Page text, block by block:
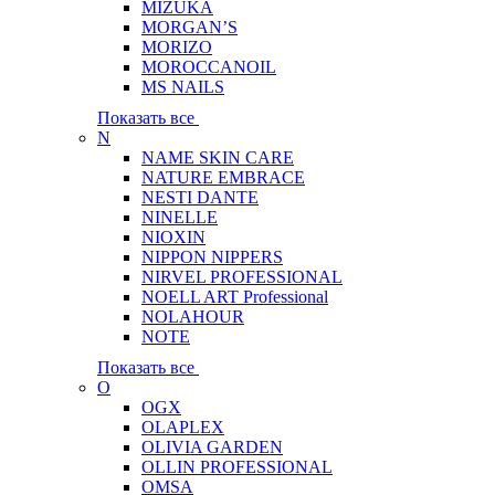
MIZUKA
MORGAN’S
MORIZO
MOROCCANOIL
MS NAILS
Показать все
N
NAME SKIN CARE
NATURE EMBRACE
NESTI DANTE
NINELLE
NIOXIN
NIPPON NIPPERS
NIRVEL PROFESSIONAL
NOELL ART Professional
NOLAHOUR
NOTE
Показать все
O
OGX
OLAPLEX
OLIVIA GARDEN
OLLIN PROFESSIONAL
OMSA